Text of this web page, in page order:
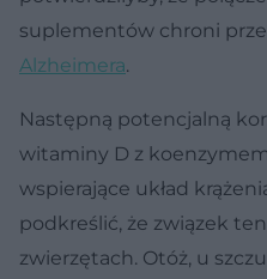
suplementów chroni
Alzheimera.
Następną potencjalną
witaminy D z koenzymem
wspierające układ
podkreślić, że związek
zwierzętach. Otóż, u